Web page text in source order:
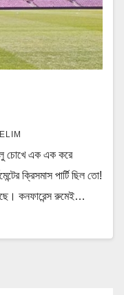
চোখে এক এক করে
ক্রিসমাস পার্টি ছিল তো!
কনফারেন্স রুমেই…